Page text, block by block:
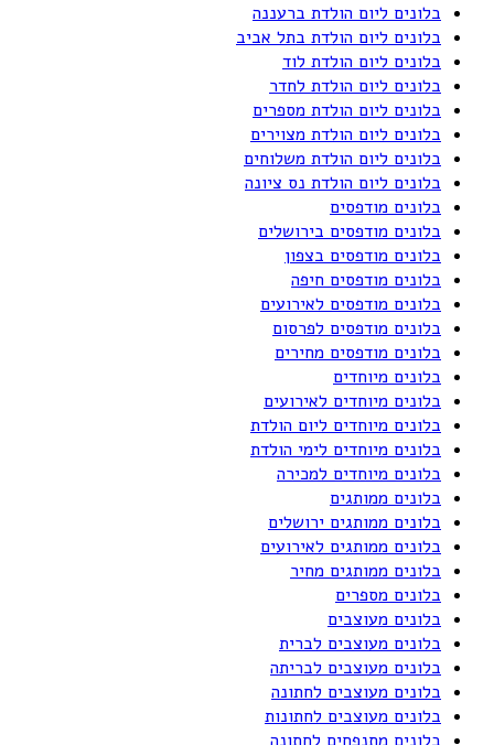
בלונים ליום הולדת ברעננה
בלונים ליום הולדת בתל אביב
בלונים ליום הולדת לוד
בלונים ליום הולדת לחדר
בלונים ליום הולדת מספרים
בלונים ליום הולדת מצוירים
בלונים ליום הולדת משלוחים
בלונים ליום הולדת נס ציונה
בלונים מודפסים
בלונים מודפסים בירושלים
בלונים מודפסים בצפון
בלונים מודפסים חיפה
בלונים מודפסים לאירועים
בלונים מודפסים לפרסום
בלונים מודפסים מחירים
בלונים מיוחדים
בלונים מיוחדים לאירועים
בלונים מיוחדים ליום הולדת
בלונים מיוחדים לימי הולדת
בלונים מיוחדים למכירה
בלונים ממותגים
בלונים ממותגים ירושלים
בלונים ממותגים לאירועים
בלונים ממותגים מחיר
בלונים מספרים
בלונים מעוצבים
בלונים מעוצבים לברית
בלונים מעוצבים לבריתה
בלונים מעוצבים לחתונה
בלונים מעוצבים לחתונות